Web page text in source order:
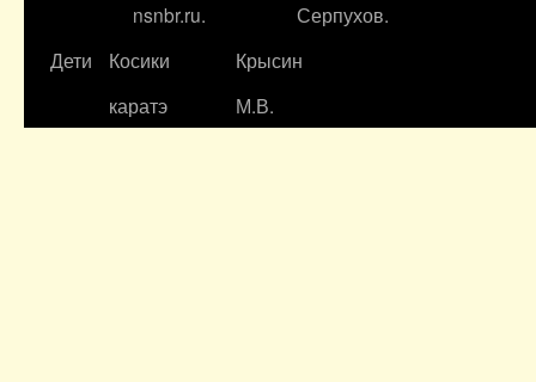
nsnbr.ru.
Серпухов.
Дети
Косики
каратэ
Крысин
М.В.